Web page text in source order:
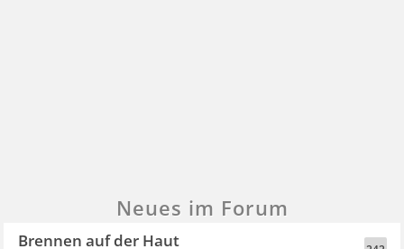
Neues im Forum
Brennen auf der Haut